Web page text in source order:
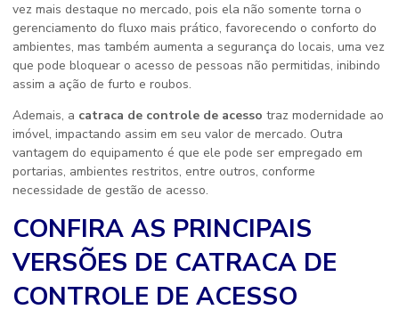
vez mais destaque no mercado, pois ela não somente torna o
gerenciamento do fluxo mais prático, favorecendo o conforto do
ambientes, mas também aumenta a segurança do locais, uma vez
que pode bloquear o acesso de pessoas não permitidas, inibindo
assim a ação de furto e roubos.
Ademais, a catraca de controle de acesso traz modernidade ao
imóvel, impactando assim em seu valor de mercado. Outra
vantagem do equipamento é que ele pode ser empregado em
portarias, ambientes restritos, entre outros, conforme
necessidade de gestão de acesso.
CONFIRA AS PRINCIPAIS
VERSÕES DE CATRACA DE
CONTROLE DE ACESSO